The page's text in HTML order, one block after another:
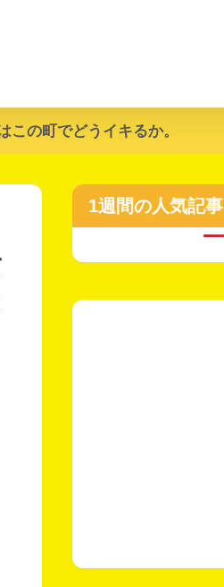
の町でどうイキるか。
1週間の人気記事